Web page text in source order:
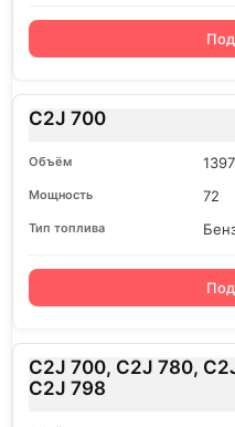
C2J 700
1397
72
C2J 700, C2J 780,
C2J 798